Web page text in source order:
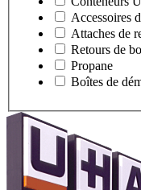
Accessoires
Attaches de
Retours de
Propane
Boîtes de